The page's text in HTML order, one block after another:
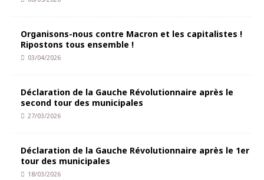
Organisons-nous contre Macron et les capitalistes !
Ripostons tous ensemble !
03/04/2026
Déclaration de la Gauche Révolutionnaire après le
second tour des municipales
27/03/2026
Déclaration de la Gauche Révolutionnaire après le 1er
tour des municipales
18/03/2026